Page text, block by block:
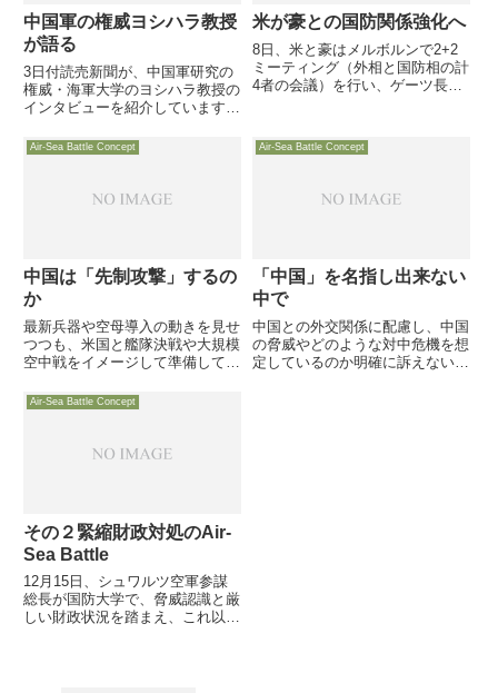
中国軍の権威ヨシハラ教授
が語る
3日付読売新聞が、中国軍研究の
権威・海軍大学のヨシハラ教授の
インタビューを紹介しています。
され、軍の研究にも参画している
同教授が、中国軍の文民統制、エ
助言等を語っています
米が豪との国防関係強化へ
8日、米と豪はメルボルンで2+2
ミーティング（外相と国防相の計
4者の会議）を行い、ゲーツ長官
Air-Sea Battle Concept
中国は「先制攻撃」するの
か
最新兵器や空母導入の動きを見せ
つつも、米国と艦隊決戦や大規模
空中戦をイメージして準備してい
ミサイルや巡航ミサイルへの重点
投資であり、対衛星兵器やサイバ
「戦わずして勝つ」ための「三
Air-Sea Battle Concept
「中国」を名指し出来ない
中で
中国との外交関係に配慮し、中国
の脅威やどのような対中危機を想
定しているのか明確に訴えない中
Air-Sea Battle Concept
その２緊縮財政対処のAir-
Sea Battle
12月15日、シュワルツ空軍参謀
総長が国防大学で、脅威認識と厳
しい財政状況を踏まえ、これ以外